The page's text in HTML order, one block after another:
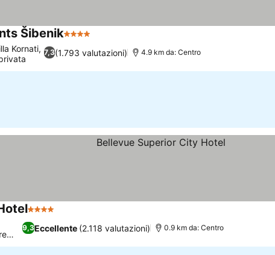
Šibenik4 Stelle
7,3(1.793 valutazioni)
Kornati,
4.9 km da: Centro
4 Stelle
9,3Eccellente (2.118 valutazioni) 0.9 km da: Centro